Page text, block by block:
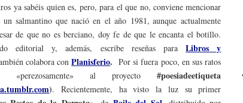
ya sabéis quien es, pero, para el que no, conviene mencionar
salmantino que nació en el año 1981, aunque actualmente
de que no es berciano, doy fe de que le encanta el botillo.
editorial y, además, escribe reseñas paraLibros y
colabora con Planisferio. Por si fuera poco, en sus ratos
«perezosamente» al proyecto#poesiadeetiqueta
). Recientemente, ha visto la luz su primer